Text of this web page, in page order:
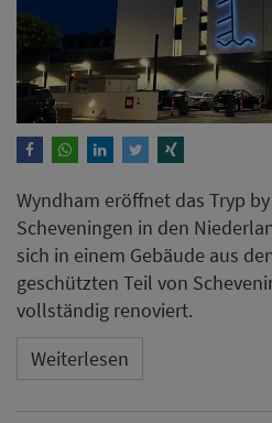
Wyndham eröffnet das Tryp
Scheveningen in den
sich in einem Gebäude aus
geschützten Teil von
vollständig renoviert.
Weiterlesen